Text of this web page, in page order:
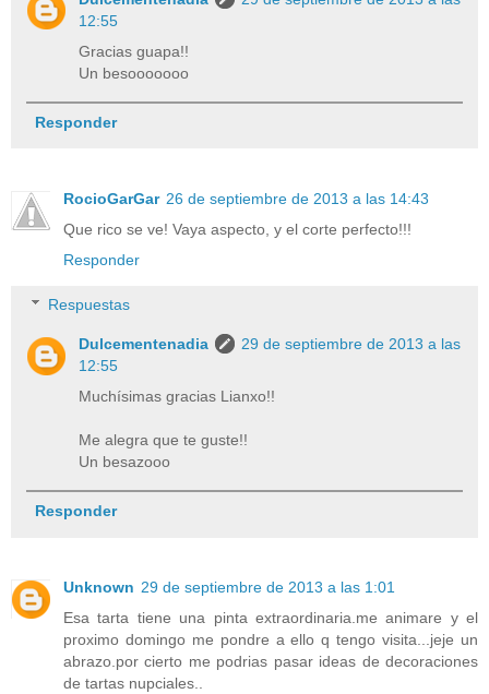
12:55
Gracias guapa!!
Un besooooooo
Responder
RocioGarGar 26 de septiembre de 2013 a las 14:43
Que rico se ve! Vaya aspecto, y el corte perfecto!!!
Responder
Respuestas
Dulcementenadia
29 de septiembre de 2013 a las
12:55
Muchísimas gracias Lianxo!!
Me alegra que te guste!!
Un besazooo
Responder
Unknown 29 de septiembre de 2013 a las 1:01
Esa tarta tiene una pinta extraordinaria.me animare y el
proximo domingo me pondre a ello q tengo visita...jeje un
abrazo.por cierto me podrias pasar ideas de decoraciones
de tartas nupciales..